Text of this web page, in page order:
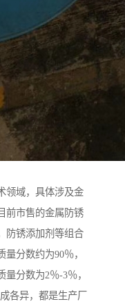
领域，具体涉及金
前市售的金属防锈
防锈添加剂等组合
分数约为90％，
分数为2％-3％，
各异，都是生产厂